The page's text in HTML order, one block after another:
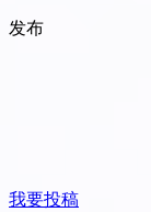
发布
我要投稿